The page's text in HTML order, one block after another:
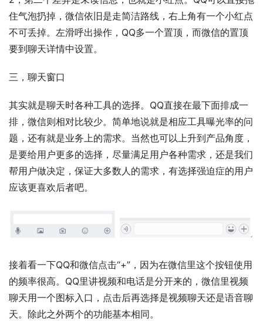
住气泡扔掉，微信依旧是走简洁路线，右上角有一个小红点
不可丢掉。左滑呼出操作，QQ多一个置顶，而微信的置顶
要到聊天详情中设置。
三，聊天窗口
其实就是聊天时各种工具的选择。QQ直接在最下面排成一
排，微信则相对比较少。简单地说就是相应工具曝光率的问
题，还有就是业务上的需求。当然也可以上升到产品角度，
是要给用户更多的选择，尽量满足用户各种需求，还是我们
帮用户做决定，保证大多数人的需求，有选择强迫症的用户
应该更喜欢后者吧。
接着看一下QQ和微信点击“+”，因为在微信里这个按钮使用
的频率很高。QQ里讲视频和电话是分开来的，微信里视频
聊天用一个图标入口，点击后再选择是视频聊天还是语音聊
天。除此之外两个的功能基本相同。